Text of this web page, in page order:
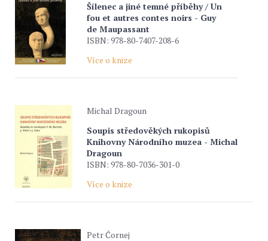
Šílenec a jiné temné příběhy / Un
fou et autres contes noirs - Guy
de Maupassant
ISBN: 978-80-7407-208-6
Více o knize
Michal Dragoun
Soupis středověkých rukopisů
Knihovny Národního muzea - Michal
Dragoun
ISBN: 978-80-7036-301-0
Více o knize
Petr Čornej